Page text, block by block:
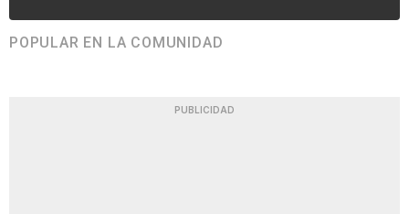
POPULAR EN LA COMUNIDAD
PUBLICIDAD